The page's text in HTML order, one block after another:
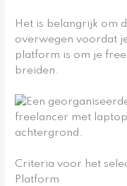
Het is belangrijk om
overwegen voordat
platform is om je
breiden.
Criteria voor het
Platform